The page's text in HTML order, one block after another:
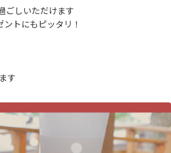
ごしいただけます
トにもピッタリ！
す